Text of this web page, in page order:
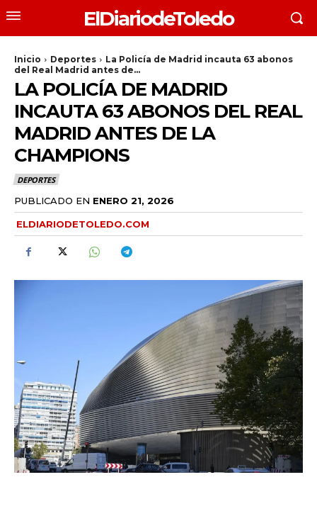
ElDiariodeToledo
Inicio Deportes
La Policía de Madrid incauta 63 abonos
del Real Madrid antes de...
LA POLICÍA DE MADRID
INCAUTA 63 ABONOS DEL REAL
MADRID ANTES DE LA
CHAMPIONS
DEPORTES
PUBLICADO EN ENERO 21, 2026
ELDIARIODETOLEDO.COM